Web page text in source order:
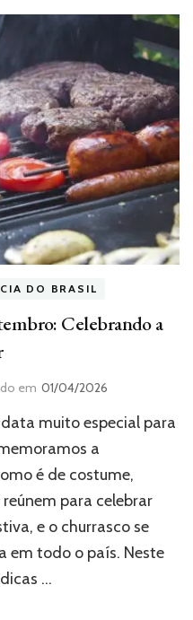
DO BRASIL
Celebrando a
em 01/04/2026
muito especial para
a
é de costume,
para celebrar
e o churrasco se
em todo o país. Neste
…